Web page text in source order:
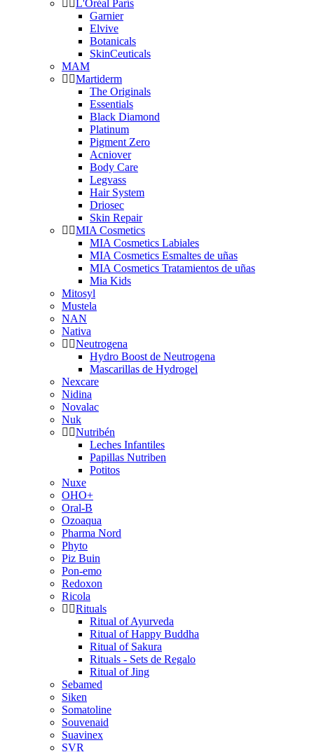
L'Oréal París
Garnier
Elvive
Botanicals
SkinCeuticals
MAM
Martiderm
The Originals
Essentials
Black Diamond
Platinum
Pigment Zero
Acniover
Body Care
Legvass
Hair System
Driosec
Skin Repair
MIA Cosmetics
MIA Cosmetics Labiales
MIA Cosmetics Esmaltes de uñas
MIA Cosmetics Tratamientos de uñas
Mia Kids
Mitosyl
Mustela
NAN
Nativa
Neutrogena
Hydro Boost de Neutrogena
Mascarillas de Hydrogel
Nexcare
Nidina
Novalac
Nuk
Nutribén
Leches Infantiles
Papillas Nutriben
Potitos
Nuxe
OHO+
Oral-B
Ozoaqua
Pharma Nord
Phyto
Piz Buin
Pon-emo
Redoxon
Ricola
Rituals
Ritual of Ayurveda
Ritual of Happy Buddha
Ritual of Sakura
Rituals - Sets de Regalo
Ritual of Jing
Sebamed
Siken
Somatoline
Souvenaid
Suavinex
SVR